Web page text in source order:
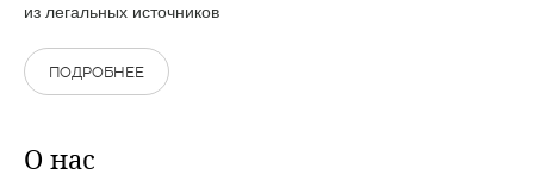
из легальных источников
ПОДРОБНЕЕ
О нас